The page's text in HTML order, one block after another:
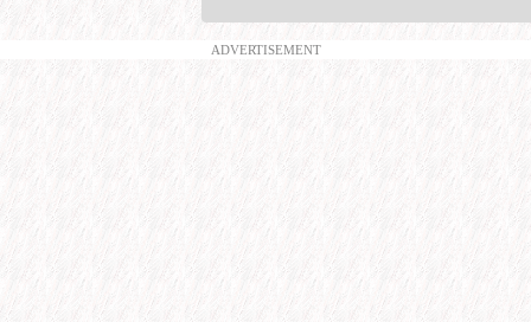
ADVERTISEMENT